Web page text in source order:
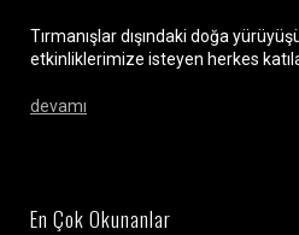
Tırmanışlar dışındaki doğa
etkinliklerimize isteyen herkes
devamı
En Çok Okunanlar